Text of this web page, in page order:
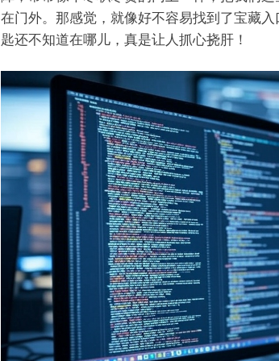
在门外。那感觉，就像好不容易找到了宝藏
匙还不知道在哪儿，真是让人抓心挠肝！